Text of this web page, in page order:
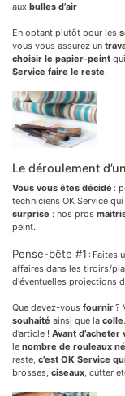
aux bulles d’air !
En optant plutôt pour les
vous vous assurez un
choisir le papier-peint
Service faire le reste.
Le déroulement
Vous vous êtes décidé :
techniciens OK Service
surprise : nos pros
peint.
Pense-bête #1 : Faites
affaires dans les tiroirs/
d'éventuelles projections
Que devez-vous fournir?
souhaité ainsi que la colle
d’article ! Avant d’acheter
le nombre de rouleaux
reste, c’est OK Service
brosses, ciseaux , cutter